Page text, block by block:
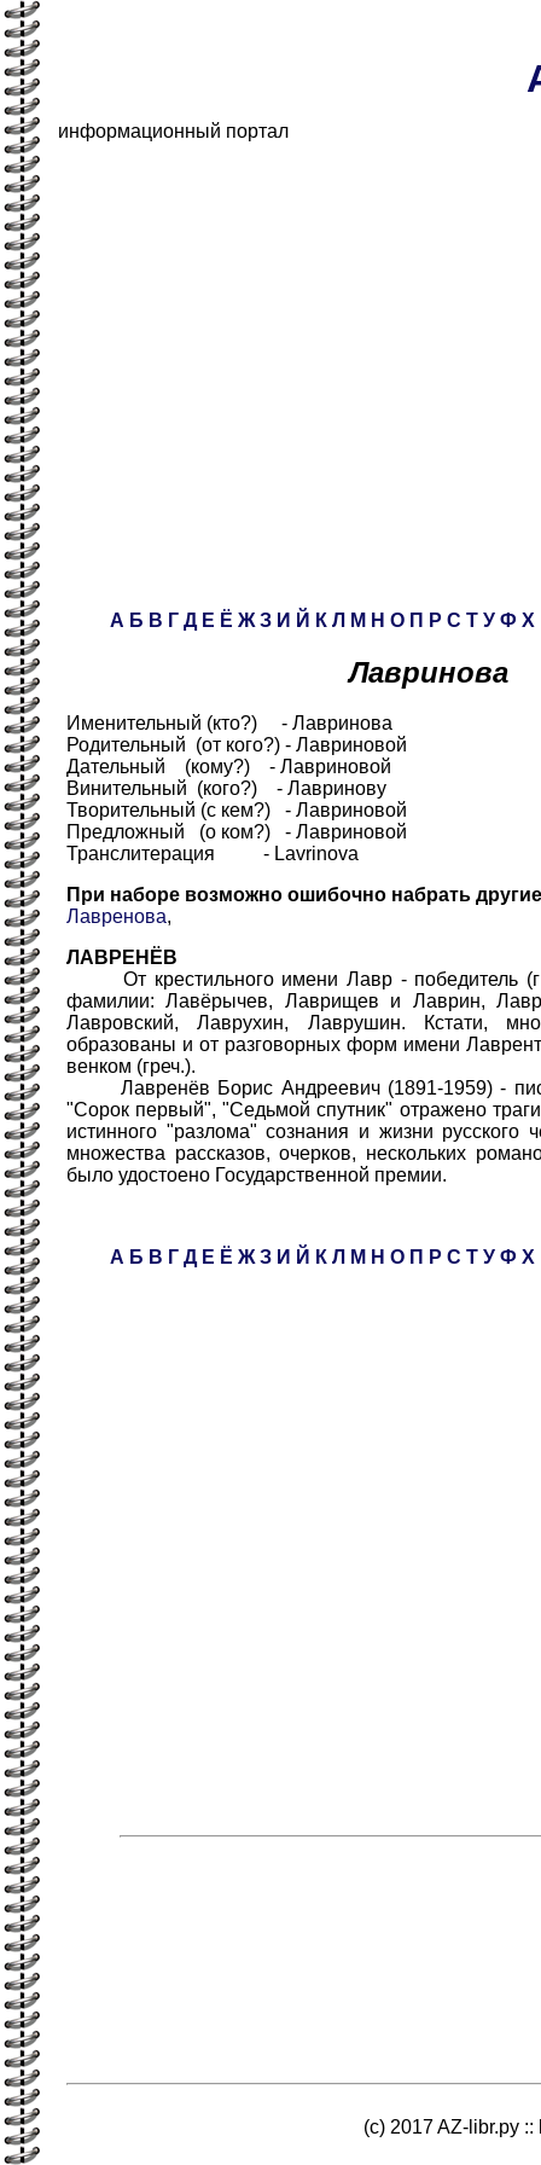
информационный портал
А Б В Г Д Е Ё Ж З И Й К Л М Н О П Р С Т У Ф Х
Лавринова
Именительный (кто?) - Лавринова
Родительный (от кого?) - Лавриновой
Дательный (кому?) - Лавриновой
Винительный (кого?) - Лавринову
Творительный (с кем?) - Лавриновой
Предложный (о ком?) - Лавриновой
Транслитерация - Lavrinova
При наборе возможно ошибочно набрать
Лавренова,
ЛАВРЕНЁВ
От крестильного имени Лавр - победитель
фамилии: Лавёрычев, Лаврищев и Лаврин,
Лавровский, Лаврухин, Лаврушин. Кстати,
образованы и от разговорных форм имени
венком (греч.).
Лавренёв Борис Андреевич (1891-1959) -
"Сорок первый", "Седьмой спутник" отражено
истинного "разлома" сознания и жизни русского
множества рассказов, очерков, нескольких
было удостоено Государственной премии.
А Б В Г Д Е Ё Ж З И Й К Л М Н О П Р С Т У Ф Х
(c) 2017 AZ-libr.ру ::